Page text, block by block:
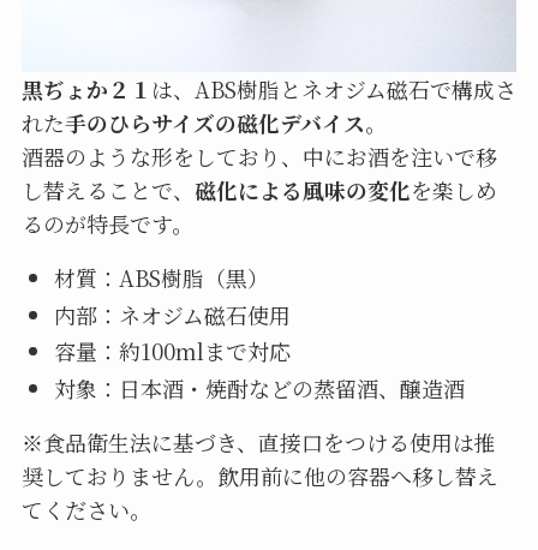
黒ぢょか２１ は、ABS樹脂とネオジム磁石で構成さ
れた手のひらサイズの磁化デバイス。
酒器のような形をしており、中にお酒を注いで移
し替えることで、 磁化による風味の変化を楽しめ
るのが特長です。
材質：ABS樹脂（黒）
内部：ネオジム磁石使用
容量：約100mlまで対応
対象：日本酒・焼酎などの蒸留酒、醸造酒
※食品衛生法に基づき、直接口をつける使用は推
奨しておりません。飲用前に他の容器へ移し替え
てください。